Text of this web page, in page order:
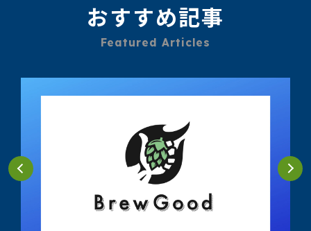
おすすめ記事
Featured Articles